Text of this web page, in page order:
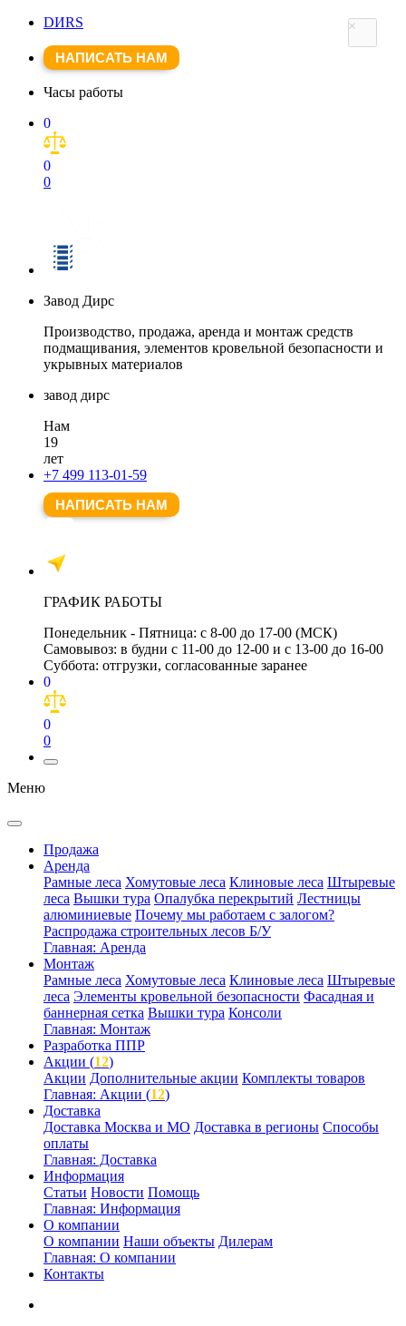
DИRS
НАПИСАТЬ НАМ
Часы работы
0
0
0
Завод Дирс
Производство, продажа, аренда и монтаж средств
подмащивания, элементов кровельной безопасности и
укрывных материалов
завод дирс
Нам
19
лет
+7 499 113-01-59
НАПИСАТЬ НАМ
ГРАФИК РАБОТЫ
Понедельник - Пятница: с 8-00 до 17-00 (МСК)
Самовывоз: в будни с 11-00 до 12-00 и с 13-00 до 16-00
Суббота: отгрузки, согласованные заранее
0
0
0
Меню
Продажа
Аренда
Рамные леса Хомутовые леса Клиновые леса Штыревые
леса Вышки тура Опалубка перекрытий Лестницы
алюминиевые Почему мы работаем с залогом?
Распродажа строительных лесов Б/У
Главная: Аренда
Монтаж
Рамные леса Хомутовые леса Клиновые леса Штыревые
леса Элементы кровельной безопасности Фасадная и
баннерная сетка Вышки тура Консоли
Главная: Монтаж
Разработка ППР
Акции (12)
Акции Дополнительные акции Комплекты товаров
Главная: Акции (12)
Доставка
Доставка Москва и МО Доставка в регионы Способы
оплаты
Главная: Доставка
Информация
Статьи Новости Помощь
Главная: Информация
О компании
О компании Наши объекты Дилерам
Главная: О компании
Контакты
×